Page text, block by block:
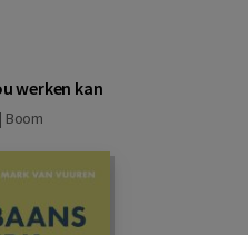
werken kan
| Boom